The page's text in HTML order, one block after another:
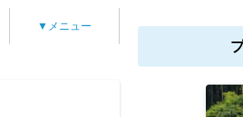
▼メニュー